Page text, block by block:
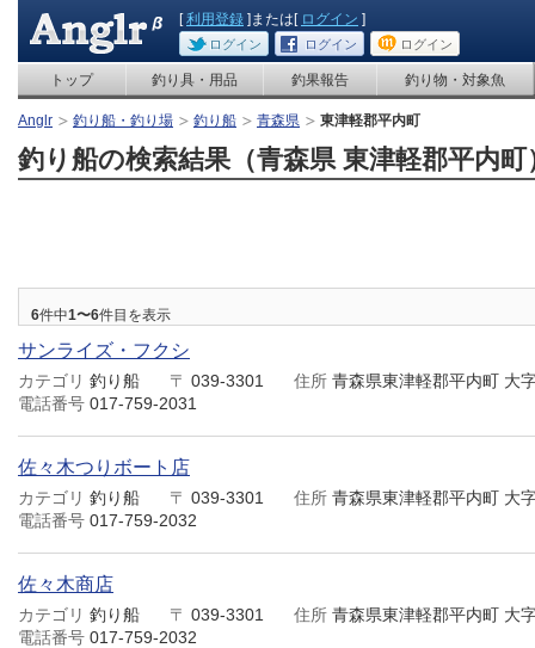
[利用登録 ]または[ ログイン ]
ログイン ログイン ログイン
トップ 釣り具・用品 釣果報告 釣り物・対象魚
Anglr 釣り船・釣り場 釣り船 青森県 東津軽郡平内町
釣り船の検索結果（青森県 東津軽郡平内町
6件中1〜6件目を表示
サンライズ・フクシ
カテゴリ 釣り船 〒 039-3301 住所 青森県東津軽郡平内町 大
電話番号 017-759-2031
佐々木つりボート店
カテゴリ 釣り船 〒 039-3301 住所 青森県東津軽郡平内町 大
電話番号 017-759-2032
佐々木商店
カテゴリ 釣り船 〒 039-3301 住所 青森県東津軽郡平内町 大
電話番号 017-759-2032